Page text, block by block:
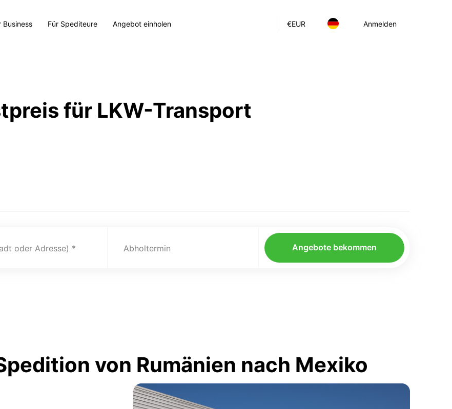
€EUR Anmelden
Business Für Spediteure Angebot einholen
für LKW-Transport
oder Adresse) Abholtermin Angebote bekommen
von Rumänien nach Mexiko